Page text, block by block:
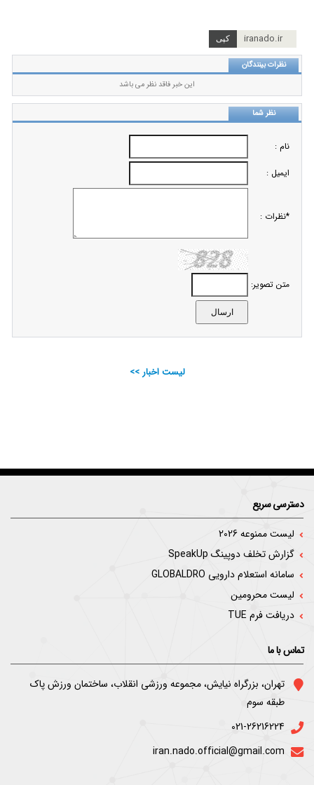
iranado.ir
نظرات بینندگان
این خبر فاقد نظر می باشد
نظر شما
نام :
ایمیل :
*نظرات :
متن تصویر:
لیست اخبار >>
دسترسی سریع
لیست ممنوعه 2026
گزارش تخلف دوپینگ SpeakUp
سامانه استعلام دارویی GLOBALDRO
لیست محرومین
دریافت فرم TUE
تماس با ما
ﺗﻬﺮان، ﺑﺰرﮔﺮاه ﻧﯿﺎﯾﺶ، ﻣﺠﻤﻮﻋﻪ ورزﺷﯽ اﻧﻘﻼب، ﺳﺎﺧﺘﻤﺎن ورزش ﭘﺎک
ﻃﺒﻘﻪ ﺳﻮم
021-26216224
iran.nado.official@gmail.com